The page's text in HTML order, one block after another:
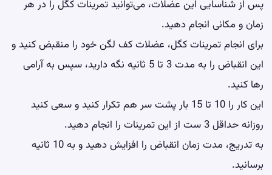
پس از شناسایی این عضلات، می‌توانید تمرینات کگل را در هر
زمان و مکانی انجام دهید.
برای انجام تمرینات کگل، عضلات کف لگن خود را منقبض کنید و
این انقباض را به مدت 3 تا 5 ثانیه نگه دارید، سپس به آرامی
رها کنید.
این کار را 10 تا 15 بار پشت سر هم تکرار کنید و سعی کنید
روزانه حداقل 3 ست از این تمرینات را انجام دهید.
به تدریج، مدت زمان انقباض را افزایش دهید و به 10 ثانیه
برسانید.